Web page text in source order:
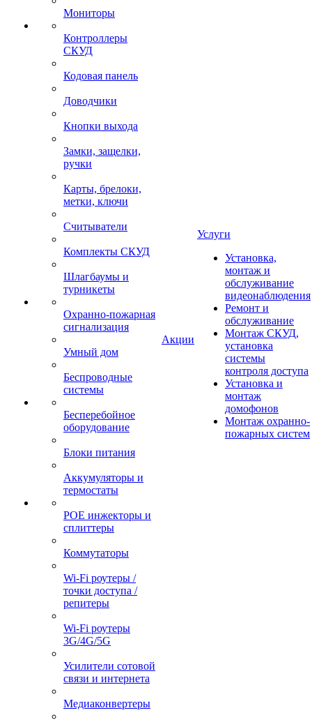
Мониторы
Контроллеры
СКУД
Кодовая панель
Доводчики
Кнопки выхода
Замки, защелки,
ручки
Карты, брелоки,
метки, ключи
Считыватели
Комплекты СКУД
Шлагбаумы и
турникеты
Охранно-пожарная
сигнализация
Умный дом
Беспроводные
системы
Бесперебойное
оборудование
Блоки питания
Аккумуляторы и
термостаты
POE инжекторы и
сплиттеры
Коммутаторы
Wi-Fi роутеры /
точки доступа /
репитеры
Wi-Fi роутеры
3G/4G/5G
Усилители сотовой
связи и интернета
Медиаконвертеры
Акции
Услуги
Установка,
монтаж и
обслуживание
видеонаблюдения
Ремонт и
обслуживание
Монтаж СКУД,
установка
системы
контроля доступа
Установка и
монтаж
домофонов
Монтаж охранно-
пожарных систем